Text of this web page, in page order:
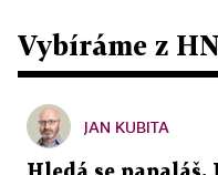
Vybíráme z HN
JAN KUBITA